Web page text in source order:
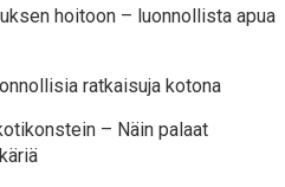
hoitoon – luonnollista apua
ratkaisuja kotona
– Näin palaat